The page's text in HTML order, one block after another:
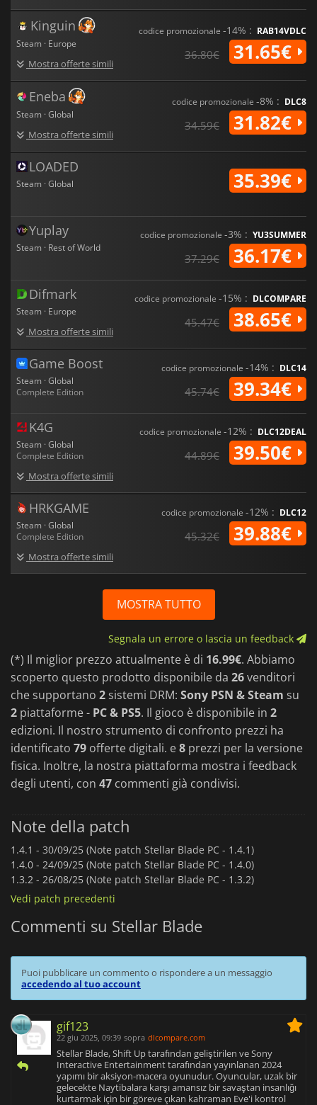
Kinguin
Steam · Europe
Mostra offerte simili
codice promozionale -14% : RAB14VDLC
36.80€ 31.65€
Eneba
Steam · Global
Mostra offerte simili
codice promozionale -8% : DLC8
34.59€ 31.82€
LOADED
Steam · Global 35.39€
Yuplay
Steam · Rest of World
codice promozionale -3% : YU3SUMMER
37.29€ 36.17€
Difmark
Steam · Europe
Mostra offerte simili
codice promozionale -15% : DLCOMPARE
45.47€ 38.65€
Game Boost
Steam · Global
Complete Edition
codice promozionale -14% : DLC14
45.74€ 39.34€
K4G
Steam · Global
Complete Edition
Mostra offerte simili
codice promozionale -12% : DLC12DEAL
44.89€ 39.50€
HRKGAME
Steam · Global
Complete Edition
Mostra offerte simili
codice promozionale -12% : DLC12
45.32€ 39.88€
MOSTRA TUTTO
Segnala un errore o lascia un feedback
(*) Il miglior prezzo attualmente è di 16.99€. Abbiamo
scoperto questo prodotto disponibile da 26venditori
che supportano 2 sistemi DRM: Sony PSN & Steam su
2 piattaforme - PC & PS5. Il gioco è disponibile in 2
edizioni. Il nostro strumento di confronto prezzi ha
identificato 79 offerte digitali. e8 prezzi per la versione
fisica. Inoltre, la nostra piattaforma mostra i feedback
degli utenti, con 47 commenti già condivisi.
Note della patch
1.4.1 - 30/09/25 (Note patch Stellar Blade PC - 1.4.1)
1.4.0 - 24/09/25 (Note patch Stellar Blade PC - 1.4.0)
1.3.2 - 26/08/25 (Note patch Stellar Blade PC - 1.3.2)
Vedi patch precedenti
Commenti su Stellar Blade
Puoi pubblicare un commento o rispondere a un messaggio
accedendo al tuo account
gif123
22 giu 2025, 09:39 sopra dlcompare.com
Stellar Blade, Shift Up tarafından geliştirilen ve Sony
Interactive Entertainment tarafından yayınlanan 2024
yapımı bir aksiyon-macera oyunudur. Oyuncular, uzak bir
gelecekte Naytibalara karşı amansız bir savaştan insanlığı
kurtarmak için bir göreve çıkan kahraman Eve'i kontrol